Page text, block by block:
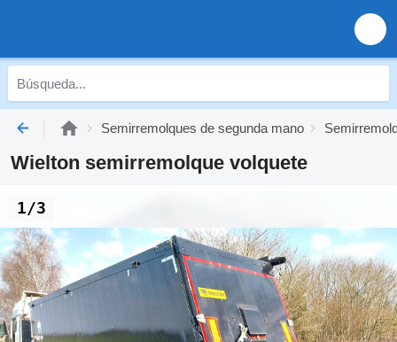
Semirremolques de segunda mano
Wielton semirremolque volquete
1/3